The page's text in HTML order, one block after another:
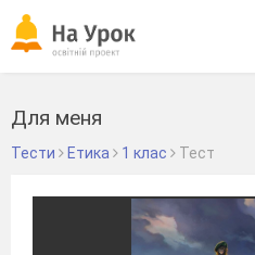
Для меня
Тести Етика 1 клас Тест